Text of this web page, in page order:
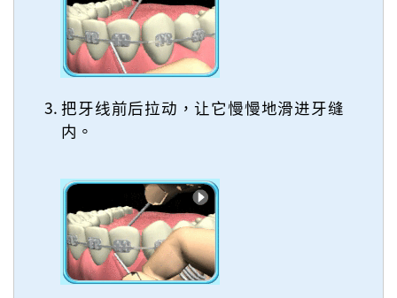
把牙线前后拉动，让它慢慢地滑进牙缝
内。